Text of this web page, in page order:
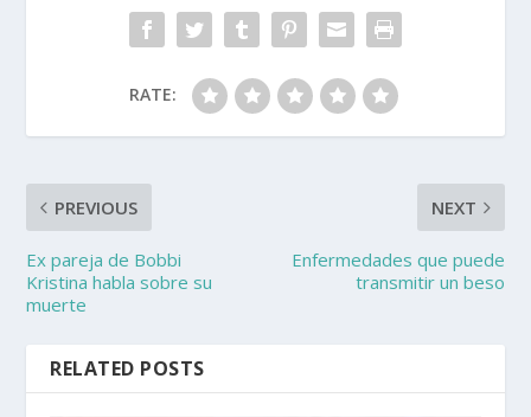
RATE:
PREVIOUS
Ex pareja de Bobbi
Kristina habla sobre su
muerte
NEXT
Enfermedades que puede
transmitir un beso
RELATED POSTS